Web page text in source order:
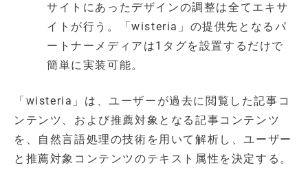
サイトにあったデザインの調整は全てエキサ
イトが行う。「wisteria」の提供先となるパ
ートナーメディアは1タグを設置するだけで
簡単に実装可能。
「wisteria」は、ユーザーが過去に閲覧した記事コ
ンテンツ、および推薦対象となる記事コンテンツ
を、自然言語処理の技術を用いて解析し、ユーザー
と推薦対象コンテンツのテキスト属性を決定する。